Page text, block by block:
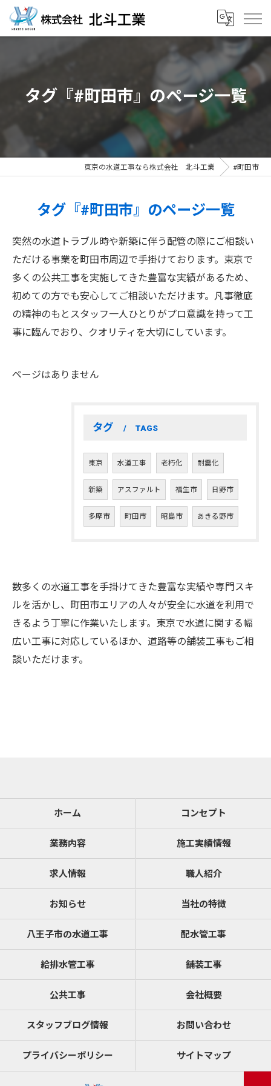
タグ『#町田市』のページ一覧
東京の水道工事なら株式会社 北斗工業 #町田市
タグ『#町田市』のページ一覧
突然の水道トラブル時や新築に伴う配管の際にご相談い
ただける事業を町田市周辺で手掛けております。東京で
多くの公共工事を実施してきた豊富な実績があるため、
初めての方でも安心してご相談いただけます。凡事徹底
の精神のもとスタッフ一人ひとりがプロ意識を持って工
事に臨んでおり、クオリティを大切にしています。
ページはありません
タグ TAGS
東京 水道工事 老朽化 耐震化
新築 アスファルト 福生市 日野市
多摩市 町田市 昭島市 あきる野市
数多くの水道工事を手掛けてきた豊富な実績や専門スキ
ルを活かし、町田市エリアの人々が安全に水道を利用で
きるよう丁寧に作業いたします。東京で水道に関する幅
広い工事に対応しているほか、道路等の舗装工事もご相
談いただけます。
ホーム コンセプト
業務内容 施工実績情報
求人情報 職人紹介
お知らせ 当社の特徴
八王子市の水道工事 配水管工事
給排水管工事 舗装工事
公共工事 会社概要
スタッフブログ情報 お問い合わせ
プライバシーポリシー サイトマップ